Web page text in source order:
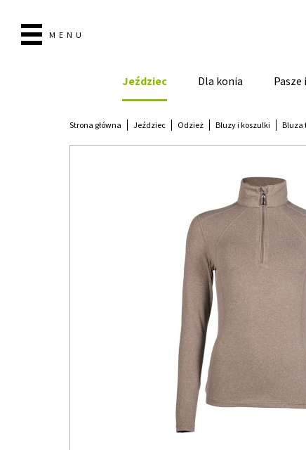
MENU
Jeździec Dla konia
Strona główna Jeździec Odzież Bluzy i koszulki Bluza